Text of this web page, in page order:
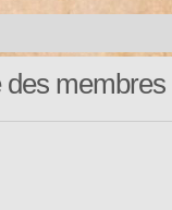
des membres